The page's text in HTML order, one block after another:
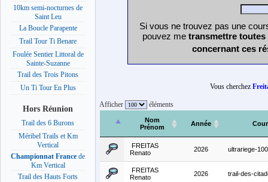
10km semi-nocturnes de
Saint Leu
La Boucle Parapente
Trail Tour Ti Benare
Foulée Sentier Littoral de
Sainte-Suzanne
Trail des Trois Pitons
Un Ti Tour En Plus
Hors Réunion
Trail des 6 Burons
Méribel Trails et Km
Vertical
Championnat France de
Km Vertical
Trail des Hauts Forts
Si vous ne trouvez pas une
pouvez me transmettre
concernant ces
Vous cherchez
Afficher éléments
Nom
Prénom
Année
FREITAS
Renato
2026 ultrariege-
FREITAS
Renato
2026 trail-des-